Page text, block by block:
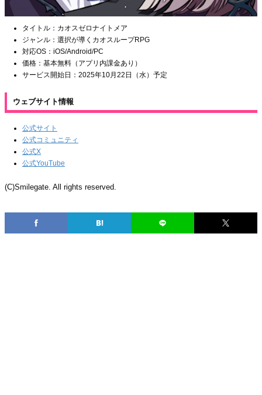
タイトル：カオスゼロナイトメア
ジャンル：選択が導くカオスループRPG
対応OS：iOS/Android/PC
価格：基本無料（アプリ内課金あり）
サービス開始日：2025年10月22日（水）予定
ウェブサイト情報
公式サイト
公式コミュニティ
公式X
公式YouTube
(C)Smilegate. All rights reserved.